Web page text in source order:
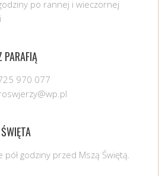
po rannej i wieczornej
PARAFIĄ
970 077
pół godziny przed Mszą Świętą.